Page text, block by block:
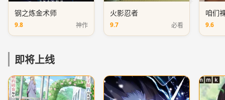
钢之炼金术师
9.8 神作
火影忍者
9.7 必看
咱们
9.6
即将上线